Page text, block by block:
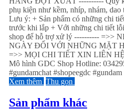
phụ kiện như kềm, nhíp, nhám, dao
Lưu ý: + Sản phẩm có những chi
trước khi lắp + Với những chi tiết
shop để hỗ trợ xử lý ---------- =>>
NGÀY ĐỐI VỚI NHỮNG MẶT
=>> MỌI CHI TIẾT XIN LIÊN
Mô hình GDC Shop Hotline:
#gundamchat #shopeegdc
Xem thêm Thu gọn
Sản phẩm khác